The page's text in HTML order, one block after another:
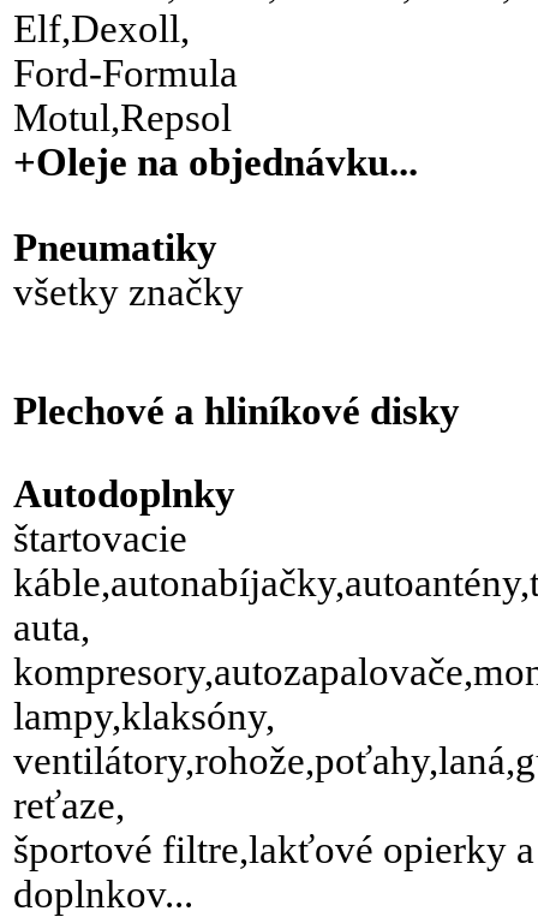
Elf,Dexoll,
Ford-Formula
Motul,Repsol
+Oleje na objednávku...
Pneumatiky
všetky značky
Plechové a hliníkové disky
Autodoplnky
štartovacie
auta,
lampy,klaksóny,
reťaze,
športové filtre,lakťové opierky
doplnkov...